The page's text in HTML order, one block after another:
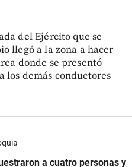
del Ejército que se
llegó a la zona a hacer
donde se presentó
los demás conductores
a cuatro personas y